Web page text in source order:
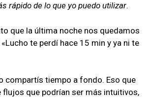
rápido de lo que yo puedo utilizar.
que la última noche nos quedamos
te perdí hace 15 min y ya ni te
compartís tiempo a fondo. Eso que
flujos que podrían ser más intuitivos,